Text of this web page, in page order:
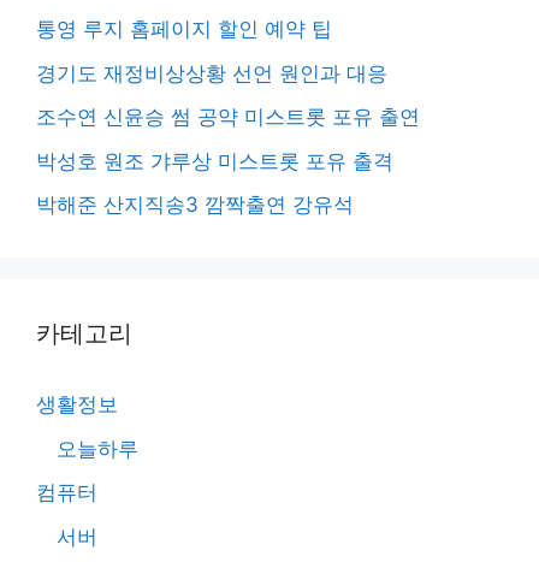
통영 루지 홈페이지 할인 예약 팁
경기도 재정비상상황 선언 원인과 대응
조수연 신윤승 썸 공약 미스트롯 포유 출연
박성호 원조 갸루상 미스트롯 포유 출격
박해준 산지직송3 깜짝출연 강유석
카테고리
생활정보
오늘하루
컴퓨터
서버